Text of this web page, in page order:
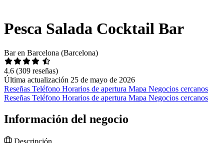
Pesca Salada Cocktail Bar
Bar en Barcelona (Barcelona)
4.6 (309 reseñas)
Última actualización 25 de mayo de 2026
Reseñas Teléfono Horarios de apertura Mapa Negocios cercanos
Reseñas Teléfono Horarios de apertura Mapa Negocios cercanos
Información del negocio
Descripción